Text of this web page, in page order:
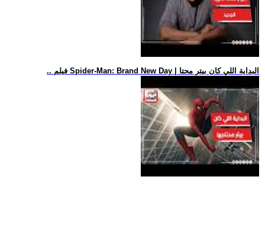
.. فيلم Spider-Man: Brand New Day | البداية اللي كان بيتر محتا